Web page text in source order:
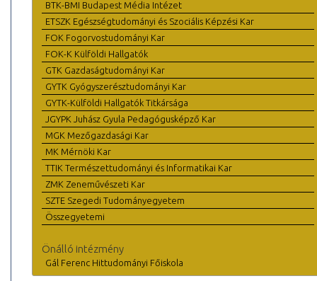
BTK-BMI Budapest Média Intézet
ETSZK Egészségtudományi és Szociális Képzési Kar
FOK Fogorvostudományi Kar
FOK-K Külföldi Hallgatók
GTK Gazdaságtudományi Kar
GYTK Gyógyszerésztudományi Kar
GYTK-Külföldi Hallgatók Titkársága
JGYPK Juhász Gyula Pedagógusképző Kar
MGK Mezőgazdasági Kar
MK Mérnöki Kar
TTIK Természettudományi és Informatikai Kar
ZMK Zeneművészeti Kar
SZTE Szegedi Tudományegyetem
Összegyetemi
Önálló intézmény
Gál Ferenc Hittudományi Főiskola